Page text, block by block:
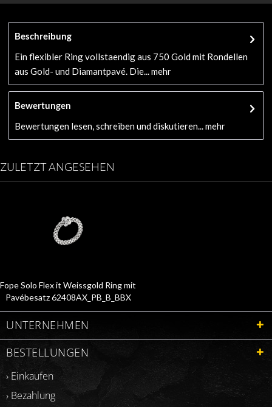
Beschreibung
Ein flexibler Ring vollstaendig aus 750 Gold mit Rondellen
aus Gold- und Diamantpavé. Die...
mehr
Bewertungen
Bewertungen lesen, schreiben und diskutieren...
mehr
ZULETZT ANGESEHEN
Fope Solo Flex it Weissgold Ring mit
Pavébesatz 62408AX_PB_B_BBX
UNTERNEHMEN
BESTELLUNGEN
› Einkaufen
› Bezahlung